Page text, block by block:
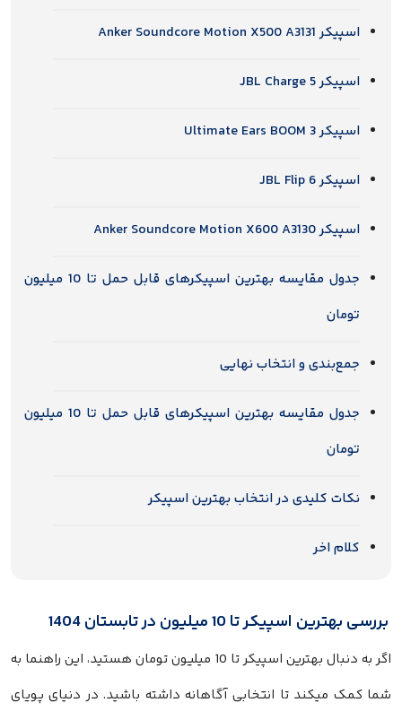
جدول مقایسه بهترین اسپیکرهای قابل حمل تا 10 میلیون
و انتخاب نهایی
جدول مقایسه بهترین اسپیکرهای قابل حمل تا 10 میلیون
کلیدی در انتخاب بهترین اسپیکر
تا 10 میلیون در تابستان 1404
اگر به دنبال بهترین اسپیکر تا 10 میلیون تومان هستید، این راهنما به
تا انتخابی آگاهانه داشته باشید. در دنیای پویای